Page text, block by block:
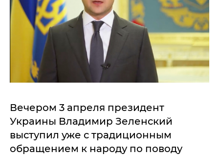
Вечером 3 апреля президент
Украины Владимир Зеленский
выступил уже с традиционным
обращением к народу по поводу